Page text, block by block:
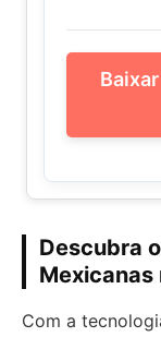
Descubra
Mexicanas
Com a